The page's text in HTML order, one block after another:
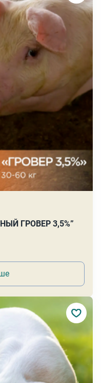
ГРОВЕР 3,5%”